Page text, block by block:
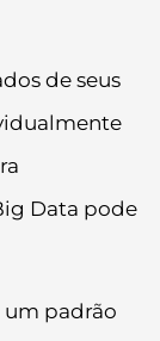
de seus
Data pode
um padrão